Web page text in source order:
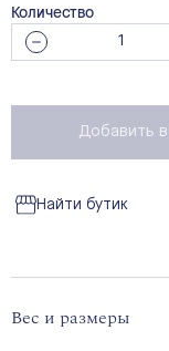
Количество
Добавить
Найти бутик
Вес и размеры